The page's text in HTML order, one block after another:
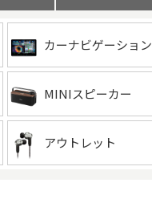
カーナビゲーション
MINIスピーカー
アウトレット